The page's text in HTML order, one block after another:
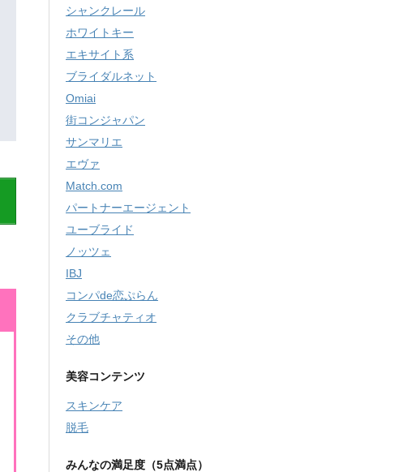
シャンクレール
ホワイトキー
エキサイト系
ブライダルネット
Omiai
街コンジャパン
サンマリエ
エヴァ
Match.com
パートナーエージェント
ユーブライド
ノッツェ
IBJ
コンパde恋ぷらん
クラブチャティオ
その他
美容コンテンツ
スキンケア
脱毛
みんなの満足度（5点満点）